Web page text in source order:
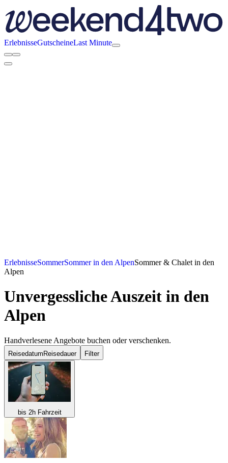
ErlebnisseGutscheineLast Minute
ErlebnisseSommerSommer in den AlpenSommer & Chalet in den
Alpen
Unvergessliche Auszeit in den
Alpen
Handverlesene Angebote buchen oder verschenken.
Reisedatum Reisedauer Filter
bis 2h Fahrzeit